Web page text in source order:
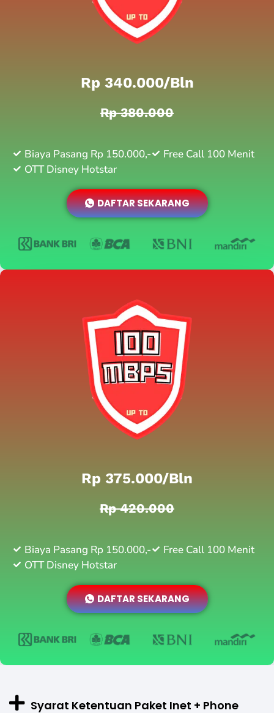
Rp 340.000/bln
Rp 380.000
Biaya Pasang Rp 150.000,-
Free Call 100 Menit
OTT Disney Hotstar
DAFTAR SEKARANG
Rp 375.000/bln
Rp 420.000
Biaya Pasang Rp 150.000,-
Free Call 100 Menit
OTT Disney Hotstar
DAFTAR SEKARANG
Syarat Ketentuan Paket Inet + Phone